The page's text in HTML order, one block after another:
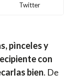
Twitter
pìnceles y
con
bien. De